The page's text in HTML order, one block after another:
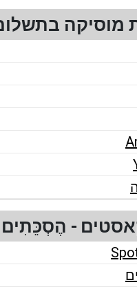
מוסיקה בתשלום
- הֶסְכֵּתִים